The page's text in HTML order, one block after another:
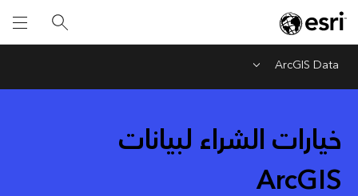
ArcGIS Data
Menu
خيارات الشراء لبيانات
ArcGIS